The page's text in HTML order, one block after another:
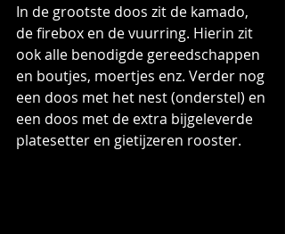
In de grootste doos zit de kamado,
de firebox en de vuurring. Hierin zit
ook alle benodigde gereedschappen
en boutjes, moertjes enz. Verder nog
een doos met het nest (onderstel) en
een doos met de extra bijgeleverde
platesetter en gietijzeren rooster.